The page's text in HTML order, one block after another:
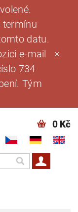
termínu
datu.
e-mail
734
Tým
0 Kč